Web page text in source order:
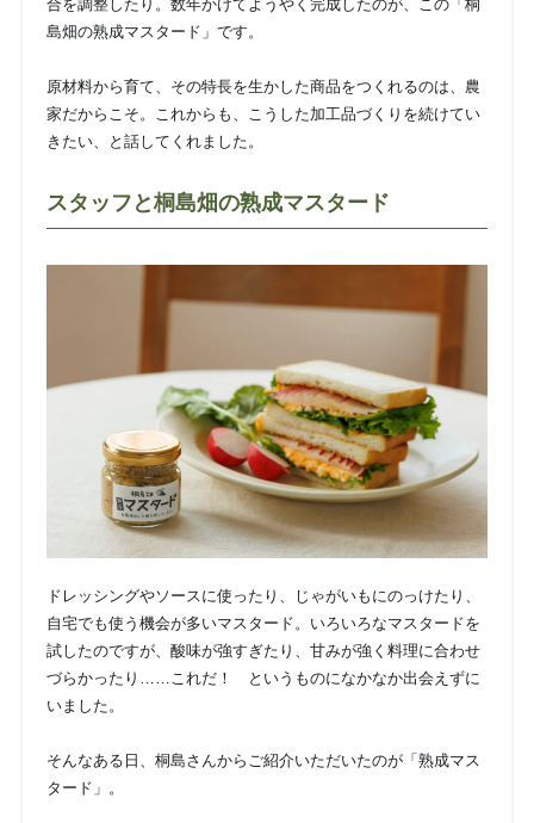
合を調整したり。数年かけてようやく完成したのが、この「桐
島畑の熟成マスタード」です。
原材料から育て、その特長を生かした商品をつくれるのは、農
家だからこそ。これからも、こうした加工品づくりを続けてい
きたい、と話してくれました。
スタッフと桐島畑の熟成マスタード
ドレッシングやソースに使ったり、じゃがいもにのっけたり、
自宅でも使う機会が多いマスタード。いろいろなマスタードを
試したのですが、酸味が強すぎたり、甘みが強く料理に合わせ
づらかったり……これだ！ というものになかなか出会えずに
いました。
そんなある日、桐島さんからご紹介いただいたのが「熟成マス
タード」。